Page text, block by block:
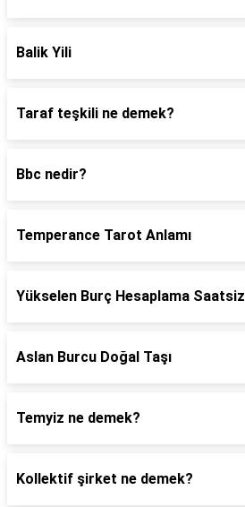
Balik Yili
Taraf teşkili ne demek?
Bbc nedir?
Temperance Tarot Anlamı
Yükselen Burç Hesaplama Saatsiz
Aslan Burcu Doğal Taşı
Temyiz ne demek?
Kollektif şirket ne demek?